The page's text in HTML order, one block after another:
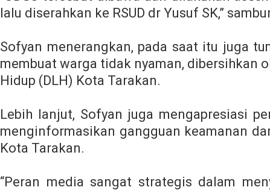
lalu diserahkan ke RSUD dr Yusuf SK,”
Sofyan menerangkan, pada saat itu juga
membuat warga tidak nyaman, dibersihkan
Hidup (DLH) Kota Tarakan.
Lebih lanjut, Sofyan juga mengapresiasi
menginformasikan gangguan keamanan
Kota Tarakan.
“Peran media sangat strategis dalam